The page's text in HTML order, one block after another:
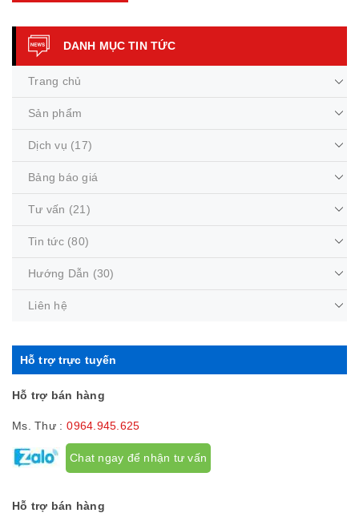
DANH MỤC TIN TỨC
Trang chủ
Sản phẩm
Dịch vụ (17)
Bảng báo giá
Tư vấn (21)
Tin tức (80)
Hướng Dẫn (30)
Liên hệ
Hỗ trợ trực tuyến
Hỗ trợ bán hàng
Ms. Thư : 0964.945.625
Chat ngay để nhận tư vấn
Hỗ trợ bán hàng